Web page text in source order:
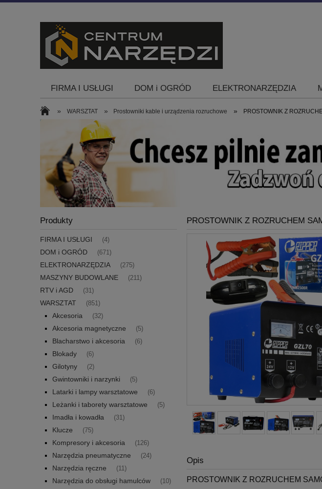
FIRMA I USŁUGI DOM i OGRÓD ELEKTRONARZĘDZIA
» WARSZTAT » Prostowniki kable i urządzenia rozruchowe » PROSTOWNIK Z
Produkty
FIRMA I USŁUGI (4)
DOM i OGRÓD (671)
ELEKTRONARZĘDZIA (275)
MASZYNY BUDOWLANE (211)
RTV i AGD (31)
WARSZTAT (851)
Akcesoria (32)
Akcesoria magnetyczne (5)
Blacharstwo i akcesoria (6)
Blokady (6)
Gilotyny (2)
Gwintowniki i narzynki (5)
Latarki i lampy warsztatowe (6)
Leżanki i taborety warsztatowe (5)
Imadła i kowadła (31)
Klucze (75)
Kompresory i akcesoria (126)
Narzędzia pneumatyczne (24)
Narzędzia ręczne (11)
Narzędzia do obsługi hamulców (10)
PROSTOWNIK Z ROZRUCHEM
Opis
PROSTOWNIK Z ROZRUCHEM